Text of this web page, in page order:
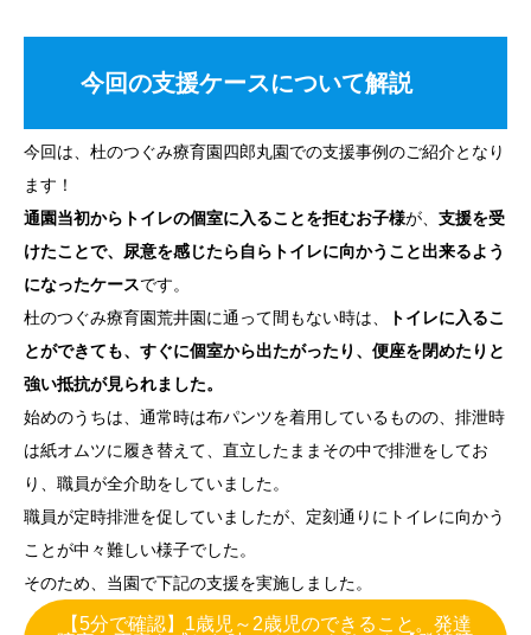
今回の支援ケースについて解説
今回は、杜のつぐみ療育園四郎丸園での支援事例のご紹介となり
ます！
通園当初からトイレの個室に入ることを拒むお子様が、 支援を受
けたことで、尿意を感じたら自らトイレに向かうこと出来るよう
になったケースです。
杜のつぐみ療育園荒井園に通って間もない時は、
トイレに入るこ
とができても、すぐに個室から出たがったり、便座を閉めたりと
強い抵抗が見られました。
始めのうちは、通常時は布パンツを着用しているものの、排泄時
は紙オムツに履き替えて、直立したままその中で排泄をしてお
り、職員が全介助をしていました。
職員が定時排泄を促していましたが、定刻通りにトイレに向かう
ことが中々難しい様子でした。
そのため、当園で下記の支援を実施しました。
【5分で確認】1歳児～2歳児のできること。発達